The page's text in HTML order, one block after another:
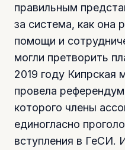
правильным
за система, как она
помощи и
могли претворить
2019 году Кипрская
провела
которого члены
единогласно
вступления в ГеСИ.